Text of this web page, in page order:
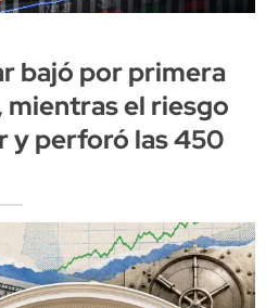
bajó por primera
mientras el riesgo
y perforó las 450